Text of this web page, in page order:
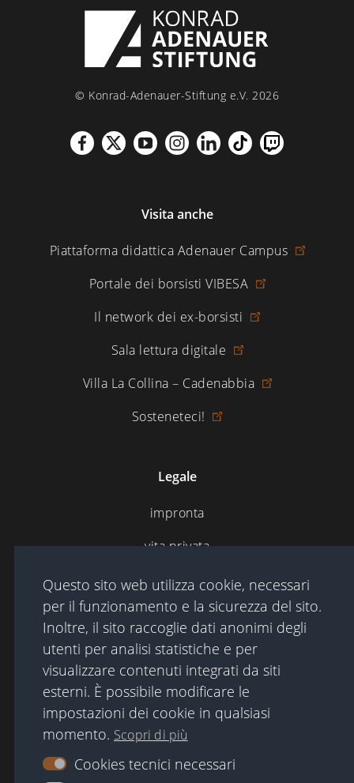
© Konrad-Adenauer-Stiftung e.V. 2026
Visita anche
Piattaforma didattica Adenauer Campus
Portale dei borsisti VIBESA
Il network dei ex-borsisti
Sala lettura digitale
Villa La Collina – Cadenabbia
Sosteneteci!
Legale
impronta
vita privata
condizioni di utilizzo
Mappa del sito
Ulteriori informazioni
Historischer Rundgang
Contatto
Accedi
Questo sito web utilizza cookie, necessari
per il funzionamento e la sicurezza del sito.
Inoltre, il sito raccoglie dati anonimi degli
utenti per analisi statistiche e per
visualizzare contenuti integrati da siti
esterni. È possibile modificare le
impostazioni dei cookie in qualsiasi
momento. Scopri di più
Cookies tecnici necessari